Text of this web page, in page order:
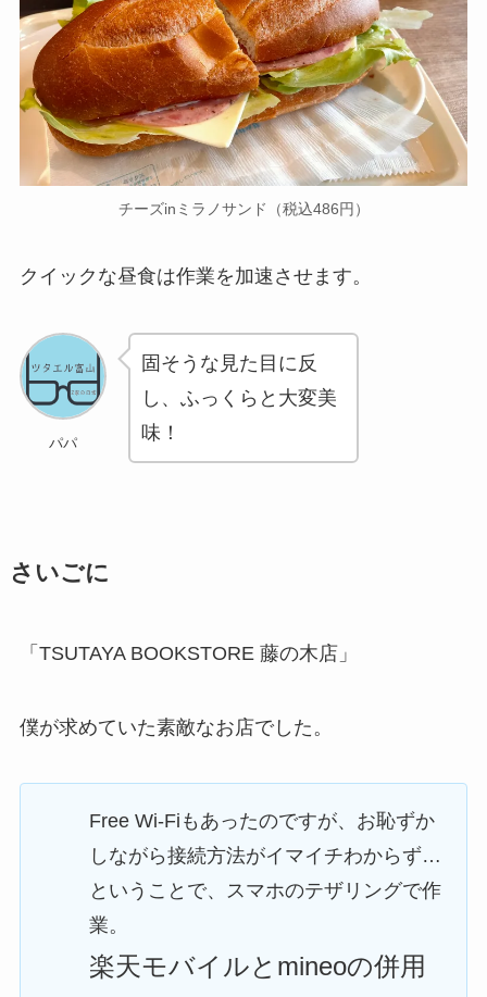
チーズinミラノサンド（税込486円）
クイックな昼食は作業を加速させます。
パパ
固そうな見た目に反
し、ふっくらと大変美
味！
さいごに
「TSUTAYA BOOKSTORE 藤の木店」
僕が求めていた素敵なお店でした。
Free Wi-Fiもあったのですが、お恥ずか
しながら接続方法がイマイチわからず…
ということで、スマホのテザリングで作
業。
楽天モバイルとmineoの併用